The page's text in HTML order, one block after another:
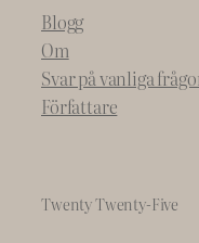
Blogg
Om
Svar på vanliga
Författare
Twenty Twenty-Five